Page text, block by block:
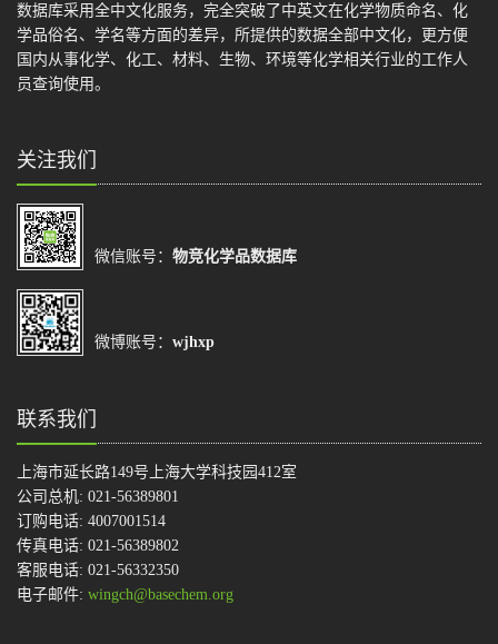
数据库采用全中文化服务，完全突破了中英文在化学物质命名、化
学品俗名、学名等方面的差异，所提供的数据全部中文化，更方便
国内从事化学、化工、材料、生物、环境等化学相关行业的工作人
员查询使用。
关注我们
微信账号： 物竞化学品数据库
微博账号： wjhxp
联系我们
上海市延长路149号上海大学科技园412室
公司总机: 021-56389801
订购电话: 4007001514
传真电话: 021-56389802
客服电话: 021-56332350
电子邮件: wingch@basechem.org